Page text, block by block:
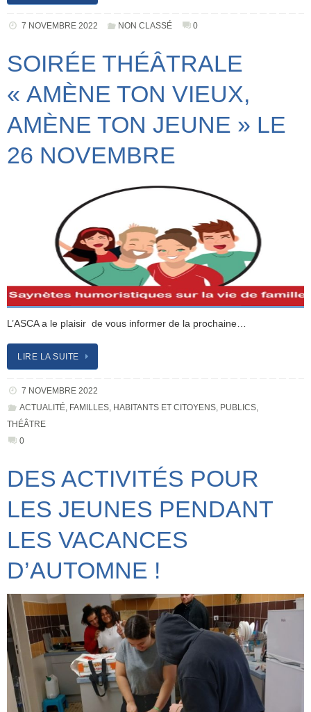
7 NOVEMBRE 2022 NON CLASSÉ 0
SOIRÉE THÉÂTRALE
« AMÈNE TON VIEUX,
AMÈNE TON JEUNE » LE
26 NOVEMBRE
L’ASCA a le plaisir de vous informer de la prochaine…
LIRE LA SUITE
7 NOVEMBRE 2022
ACTUALITÉ, FAMILLES, HABITANTS ET CITOYENS, PUBLICS,
THÉÂTRE
0
DES ACTIVITÉS POUR
LES JEUNES PENDANT
LES VACANCES
D’AUTOMNE !